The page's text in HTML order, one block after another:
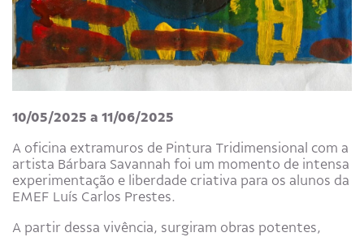
10/05/2025 a 11/06/2025
A oficina extramuros de Pintura Tridimensional com a
artista Bárbara Savannah foi um momento de intensa
experimentação e liberdade criativa para os alunos da
EMEF Luís Carlos Prestes.
A partir dessa vivência, surgiram obras potentes,